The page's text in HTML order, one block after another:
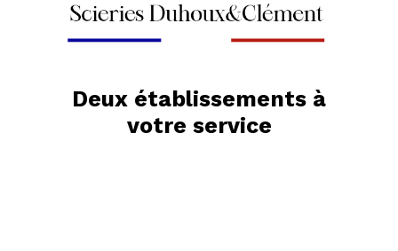
Deux établissements à
votre service